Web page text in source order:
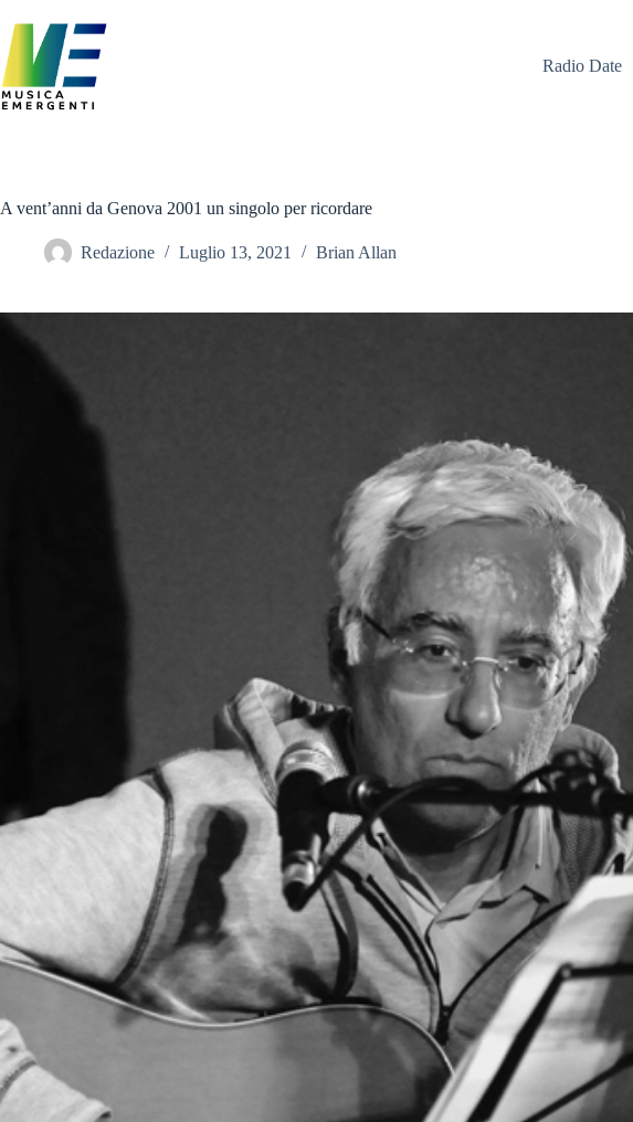
contenuto
Radio Date
A vent’anni da Genova 2001 un singolo per ricordare
Redazione Luglio 13, 2021 Brian Allan